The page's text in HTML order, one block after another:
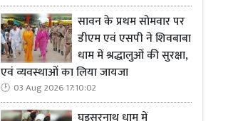
सावन के प्रथम सोमवार पर
डीएम एवं एसपी ने शिवबाबा
धाम में श्रद्धालुओं की सुरक्षा,
एवं व्यवस्थाओं का लिया जायजा
03 Aug 2026 17:10:02